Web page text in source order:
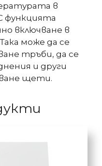
в
функцията
включване в
може да се
тръби, да се
и други
щети.